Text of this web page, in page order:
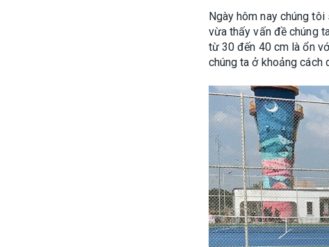
Ngày hôm nay chúng
vừa thấy vấn đề chúng
từ 30 đến 40 cm là ổn
chúng ta ở khoảng